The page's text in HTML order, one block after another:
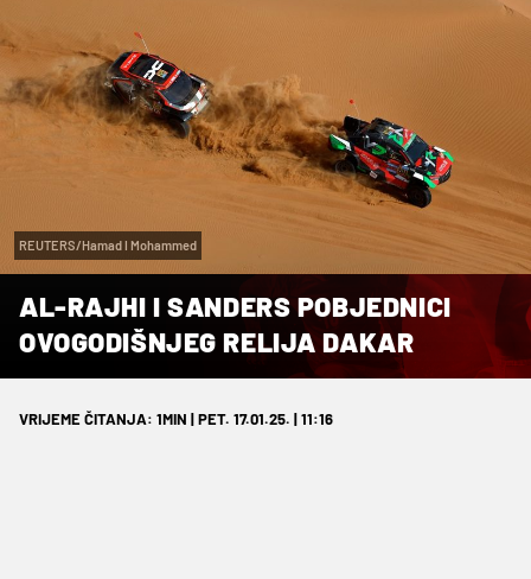
REUTERS/Hamad I Mohammed
AL-RAJHI I SANDERS POBJEDNICI
OVOGODIŠNJEG RELIJA DAKAR
VRIJEME ČITANJA: 1MIN | PET. 17.01.25. | 11:16